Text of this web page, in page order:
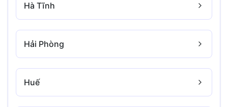
Hà Tĩnh
Hải Phòng
Huế